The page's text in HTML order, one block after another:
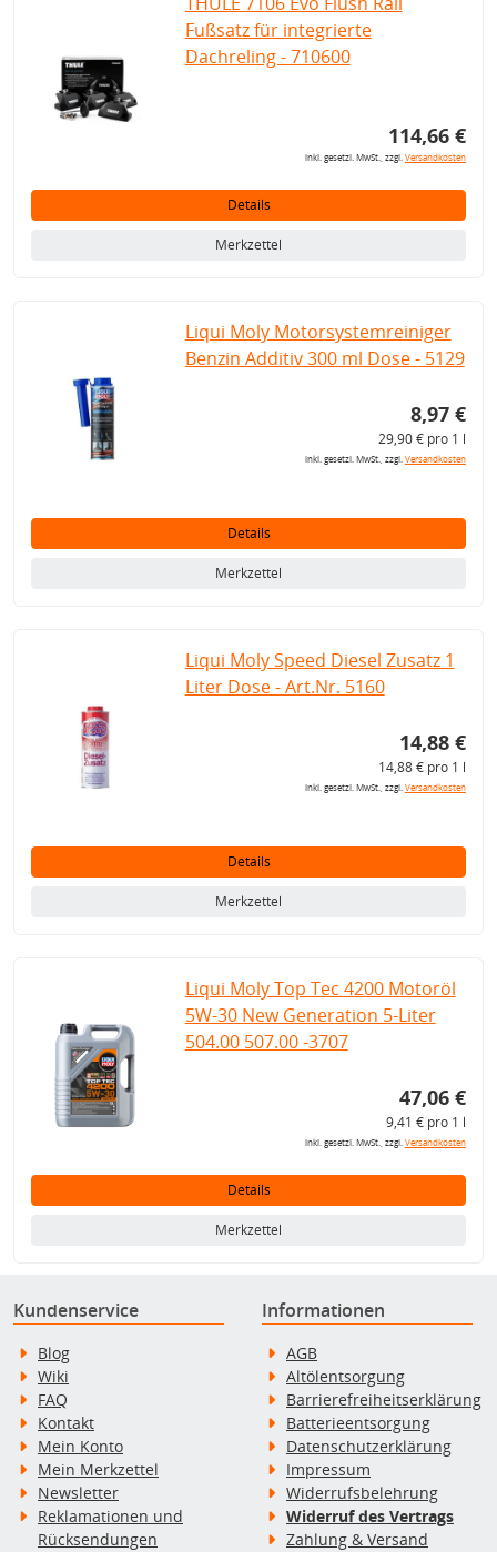
Fußsatz für integrierte
Dachreling - 710600
114,66 €
inkl. gesetzl. MwSt., zzgl.Versandkosten
Details
Merkzettel
Liqui Moly Motorsystemreiniger
Benzin Additiv 300 ml Dose - 5129
8,97 €
29,90 € pro 1 l
inkl. gesetzl. MwSt., zzgl.Versandkosten
Details
Merkzettel
Liqui Moly Speed Diesel Zusatz 1
Liter Dose - Art.Nr. 5160
14,88 €
14,88 € pro 1 l
inkl. gesetzl. MwSt., zzgl.Versandkosten
Details
Merkzettel
Liqui Moly Top Tec 4200 Motoröl
5W-30 New Generation 5-Liter
504.00 507.00 -3707
47,06 €
9,41 € pro 1 l
inkl. gesetzl. MwSt., zzgl.Versandkosten
Details
Merkzettel
Kundenservice
Blog
Wiki
FAQ
Kontakt
Mein Konto
Mein Merkzettel
Newsletter
Reklamationen und
Rücksendungen
Informationen
AGB
Altölentsorgung
Barrierefreiheitserklärung
Batterieentsorgung
Datenschutzerklärung
Impressum
Widerrufsbelehrung
Widerruf des Vertrags
Zahlung & Versand